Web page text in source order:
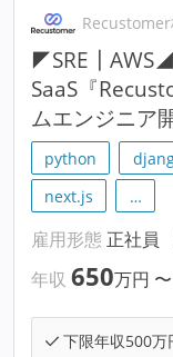
◤SRE┃AWS◢
SaaS『
ムエンジニア
python
next.js
…
雇用形態 正社員
年収 650万円 〜
下限年収500万